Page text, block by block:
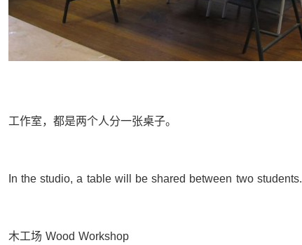
工作室，都是两个人分一张桌子。
In the studio, a table will be shared between two students.
木工场 Wood Workshop